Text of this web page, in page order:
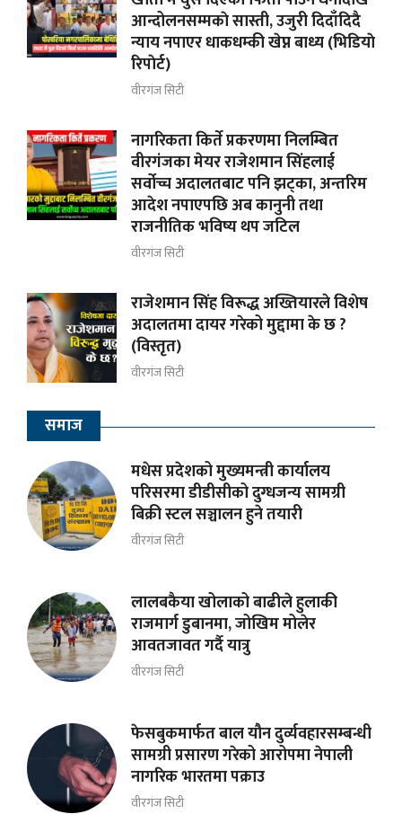
आन्दोलनसम्मकाे सास्ती, उजुरी दिदाँदिदै
न्याय नपाएर धाकधम्की खेप्न बाध्य (भिडियाे
रिपाेर्ट)
वीरगंज सिटी
नागरिकता किर्ते प्रकरणमा निलम्बित
वीरगंजका मेयर राजेशमान सिंहलाई
सर्वोच्च अदालतबाट पनि झट्का, अन्तरिम
आदेश नपाएपछि अब कानुनी तथा
राजनीतिक भविष्य थप जटिल
वीरगंज सिटी
राजेशमान सिंह विरूद्ध अख्तियारले विशेष
अदालतमा दायर गरेको मुद्दामा के छ ?
(विस्तृत)
वीरगंज सिटी
समाज
मधेस प्रदेशको मुख्यमन्त्री कार्यालय
परिसरमा डीडीसीको दुग्धजन्य सामग्री
बिक्री स्टल सञ्चालन हुने तयारी
वीरगंज सिटी
लालबकैया खोलाको बाढीले हुलाकी
राजमार्ग डुबानमा, जोखिम मोलेर
आवतजावत गर्दै यात्रु
वीरगंज सिटी
फेसबुकमार्फत बाल यौन दुर्व्यवहारसम्बन्धी
सामग्री प्रसारण गरेको आरोपमा नेपाली
नागरिक भारतमा पक्राउ
वीरगंज सिटी